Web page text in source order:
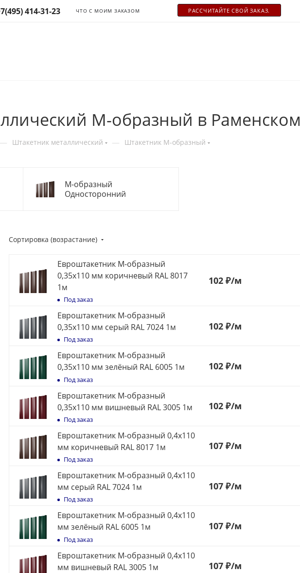
414-31-23 ЧТО С МОИМ ЗАКАЗОМ РАСCЧИТАЙТЕ СВОЙ ЗАКАЗ.
М-образный в Раменском
— Штакетник металлический — Штакетник М-образный
М-образный
Односторонний
Сортировка (возрастание)
Евроштакетник М-образный
0,35x110 мм коричневый RAL 8017
1м
Под заказ
102 ₽/м
Евроштакетник М-образный
0,35x110 мм серый RAL 7024 1м
Под заказ
102 ₽/м
Евроштакетник М-образный
0,35x110 мм зелёный RAL 6005 1м
Под заказ
102 ₽/м
Евроштакетник М-образный
0,35x110 мм вишневый RAL 3005 1м
Под заказ
102 ₽/м
Евроштакетник М-образный 0,4x110
мм коричневый RAL 8017 1м
Под заказ
107 ₽/м
Евроштакетник М-образный 0,4x110
мм серый RAL 7024 1м
Под заказ
107 ₽/м
Евроштакетник М-образный 0,4x110
мм зелёный RAL 6005 1м
Под заказ
107 ₽/м
Евроштакетник М-образный 0,4x110
мм вишневый RAL 3005 1м
107 ₽/м